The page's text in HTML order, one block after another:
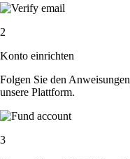
2
Konto einrichten
Folgen Sie den
unsere Plattform.
3